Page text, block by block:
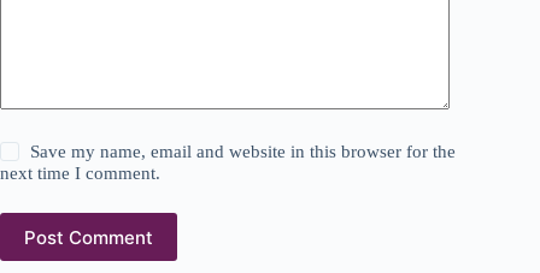
Save my name, email and website in this browser for the
next time I comment.
Post Comment